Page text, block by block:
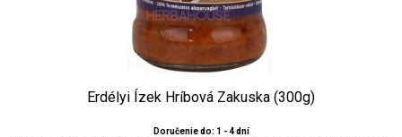
Erdélyi Ízek Hríbová Zakuska (300g)
Doručenie do: 1 - 4 dní